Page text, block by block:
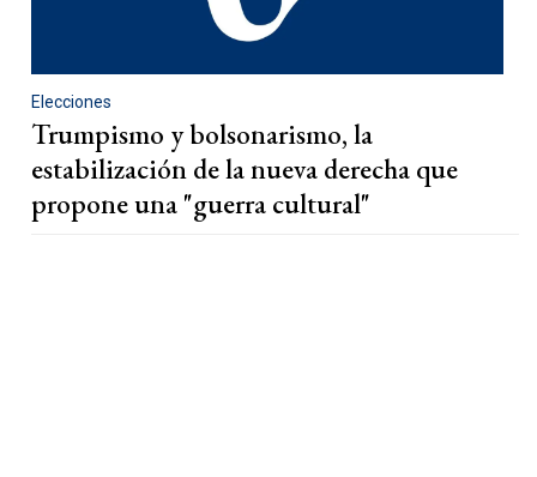
Elecciones
Trumpismo y bolsonarismo, la
estabilización de la nueva derecha que
propone una "guerra cultural"